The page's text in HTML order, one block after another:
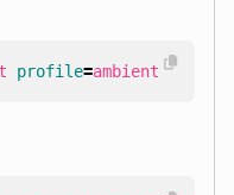
profile=ambient